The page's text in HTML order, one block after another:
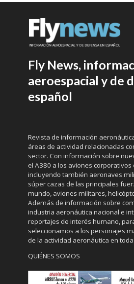
Fly News,
aeroespacial y de
español
Revista de información
áreas de actividad relacionadas
sector. Con información sobre
el A380 a los aviones corporativos
incluyendo también aeronaves
súper cazas de las principales
mundo, aviones militares,
Además de información sobre
industria aeronáutica nacional e
reportajes de interés humano,
seleccionamos a los personajes
de la actividad aeronáutica en
QUIÉNES SOMOS